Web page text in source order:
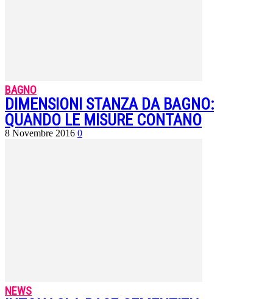
BAGNO
DIMENSIONI STANZA DA BAGNO:
QUANDO LE MISURE CONTANO
8 Novembre 2016 0
NEWS